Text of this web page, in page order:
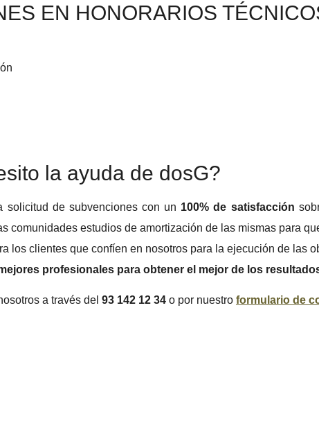
EN HONORARIOS
la ayuda de dosG?
solicitud de subvenciones con un 100% de satisfacción
comunidades estudios de amortización de las mismas para
los clientes que confíen en nosotros para la ejecución de las
profesionales para obtener el mejor de los
a través del 93 142 12 34 o por nuestro formulario de